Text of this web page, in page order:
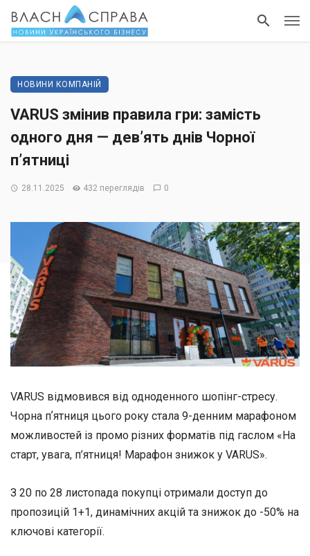
НОВИНИ КОМПАНІЙ
VARUS змінив правила гри: замість
одного дня — девʼять днів Чорної
п’ятниці
28.11.2025 432 переглядів 0
VARUS відмовився від одноденного шопінг-стресу.
Чорна пʼятниця цього року стала 9-денним марафоном
можливостей із промо різних форматів під гаслом «На
старт, увага, п’ятниця! Марафон знижок у VARUS».
З 20 по 28 листопада покупці отримали доступ до
пропозицій 1+1, динамічних акцій та знижок до -50% на
ключові категорії.